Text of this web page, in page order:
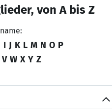
von A bis Z
I J K L M N O P
V W X Y Z